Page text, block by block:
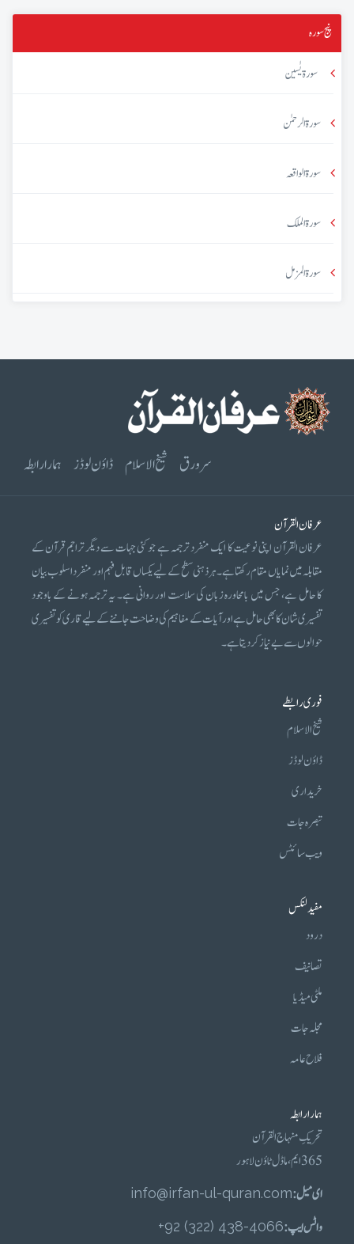
پنج سورہ
سورۃ یٰسین
سورۃ الرحمٰن
سورۃ الواقعہ
سورۃ الملک
سورۃ المزمل
سرورق شیخ الاسلام ڈاؤن لوڈز ہمارا رابطہ
عرفان القرآن
عرفان القرآن اپنی نوعیت کا ایک منفرد ترجمہ ہے جو کئی جہات سے دیگر تراجم قرآن کے
مقابلہ میں نمایاں مقام رکھتا ہے۔ ہر ذہنی سطح کے لیے یکساں قابل فہم اور منفرد اسلوب بیان
کا حامل ہے، جس میں بامحاورہ زبان کی سلاست اور روانی ہے۔ یہ ترجمہ ہونے کے باوجود
تفسیری شان کا بھی حامل ہے اور آیات کے مفاہیم کی وضاحت جاننے کے لیے قاری کو تفسیری
حوالوں سے بے نیاز کر دیتا ہے۔
فوری رابطے
شیخ الاسلام
ڈاؤن لوڈز
خریداری
تبصرہ جات
ویب سائٹس
مفید لنکس
درود
تصانیف
ملٹی میڈیا
مجلہ جات
فلاح عامہ
ہمارا رابطہ
تحریکِ منہاج القرآن
365 ایم، ماڈل ٹاؤن لاہور
ای میل :info@irfan-ul-quran.com
واٹس ایپ :4066-438 (322) 92+